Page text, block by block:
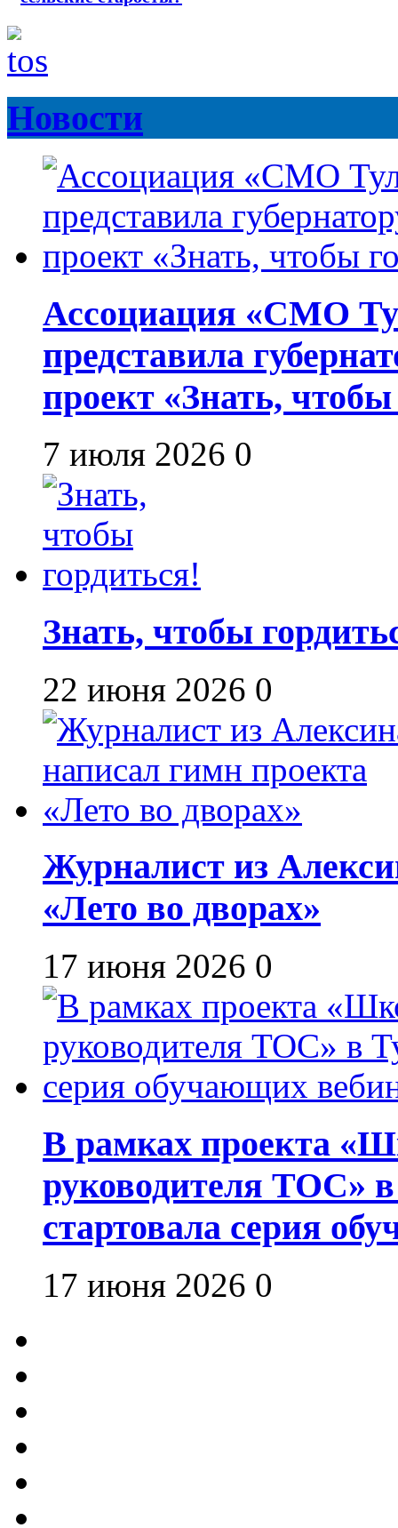
Новости
Ассоциация «СМО
представила
проект «Знать,
7 июля 2026 0
Знать, чтобы
22 июня 2026 0
Журналист из
«Лето во дворах»
17 июня 2026 0
В рамках проекта
руководителя ТОС»
стартовала серия
17 июня 2026 0